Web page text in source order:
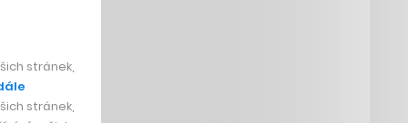
stránek,
stránek,